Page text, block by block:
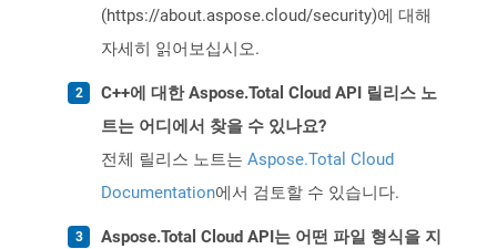
(https://about.aspose.cloud/security)에 대해
자세히 읽어보십시오.
C++에 대한 Aspose.Total Cloud API 릴리스 노
트는 어디에서 찾을 수 있나요?
전체 릴리스 노트는 Aspose.Total Cloud
Documentation에서 검토할 수 있습니다.
Aspose.Total Cloud API는 어떤 파일 형식을 지